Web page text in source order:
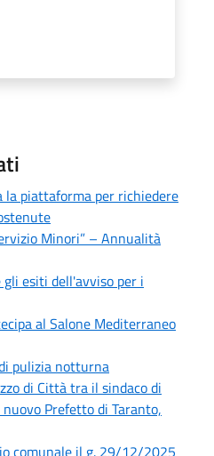
piattaforma per richiedere
Minori” – Annualità
esiti dell'avviso per i
al Salone Mediterraneo
pulizia notturna
di Città tra il sindaco di
Prefetto di Taranto,
comunale il g. 29/12/2025